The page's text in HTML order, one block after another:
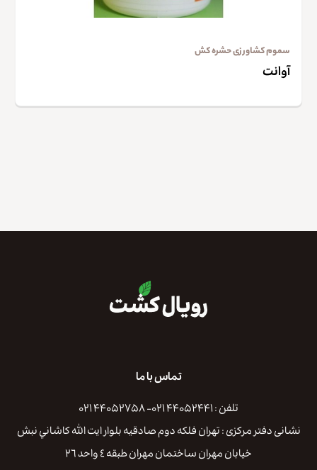
سموم کشاورزی حشره کش
آوانت
تماس با ما
تلفن : ۴۴۰۵۲۴۴۱ ۰۲۱- ۴۴۰۵۲۷۵۸ ۰۲۱
نشانی دفتر مرکزی : تهران فلكه دوم صادقيه بلوار ايت الله كاشاني نبش
خيابان مهران ساختمان مهران طبقه ٤ واحد ٢٦